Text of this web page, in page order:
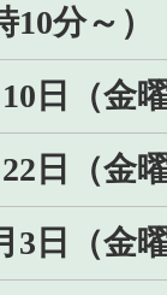
10分～）
日（金
日（金
3日（金